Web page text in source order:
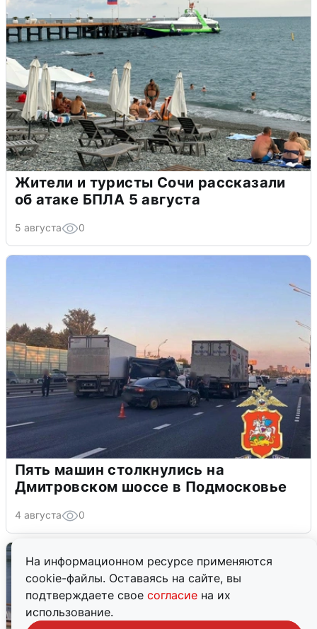
На информационном ресурсе применяются
cookie-файлы. Оставаясь на сайте, вы
подтверждаете свое согласие на их
использование.
Жители и туристы Сочи рассказали
об атаке БПЛА 5 августа
5 августа 0
Пять машин столкнулись на
Дмитровском шоссе в Подмосковье
4 августа 0